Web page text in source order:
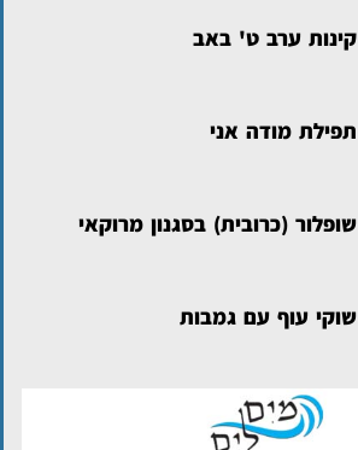
קינות ערב ט' באב
תפילת מודה אני
שופלור (כרובית) בסגנון מרוקאי
שוקי עוף עם גמבות